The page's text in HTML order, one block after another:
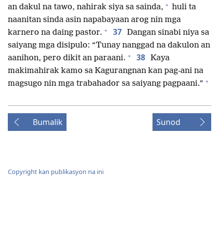
an dakul na tawo, nahirak siya sa sainda, + huli ta
naanitan sinda asin napabayaan arog nin mga
karnero na daing pastor. + 37 Dangan sinabi niya sa
saiyang mga disipulo: “Tunay nanggad na dakulon an
aanihon, pero dikit an paraani. + 38 Kaya
makimahirak kamo sa Kagurangnan kan pag-ani na
magsugo nin mga trabahador sa saiyang pagpaani.” +
Bumalik Sunod
Copyright kan publikasyon na ini